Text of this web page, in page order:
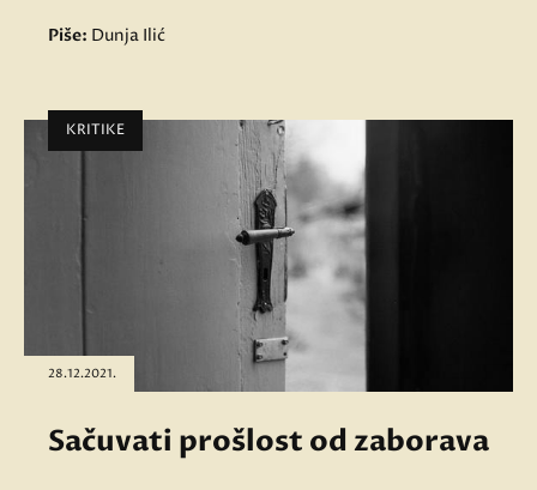
Piše: Dunja Ilić
KRITIKE
28.12.2021.
Sačuvati prošlost od zaborava